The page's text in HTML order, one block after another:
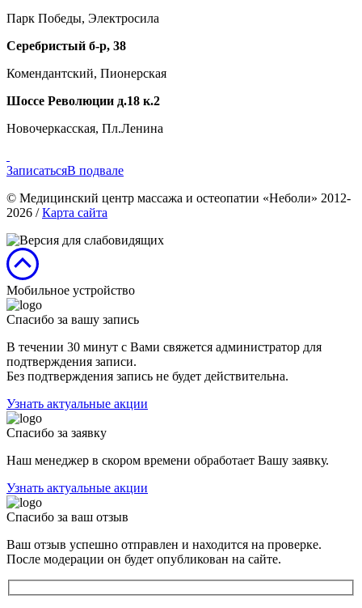
Парк Победы, Электросила
Серебристый б-р, 38
Комендантский, Пионерская
Шоссе Революции д.18 к.2
Новочеркасская, Пл.Ленина
ЗаписатьсяВ подвале
© Медицинский центр массажа и остеопатии «Неболи» 2012-
2026 /Карта сайта
Мобильное устройство
Спасибо за вашу запись
В течении 30 минут с Вами свяжется администратор для
подтверждения записи.
Без подтверждения запись не будет действительна.
Узнать актуальные акции
Спасибо за заявку
Наш менеджер в скором времени обработает Вашу заявку.
Узнать актуальные акции
Спасибо за ваш отзыв
Ваш отзыв успешно отправлен и находится на проверке.
После модерации он будет опубликован на сайте.